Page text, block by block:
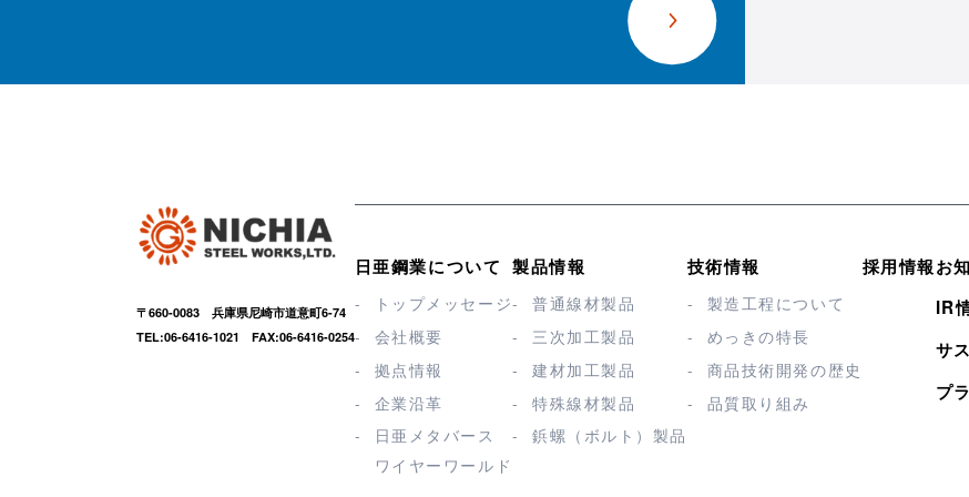
〒660-0083 兵庫県尼崎市道意町6-74
TEL:06-6416-1021 FAX:06-6416-0254
日亜鋼業について
トップメッセージ
会社概要
拠点情報
企業沿革
日亜メタバース
ワイヤーワールド
製品情報
普通線材製品
三次加工製品
建材加工製品
特殊線材製品
鋲螺（ボルト）製品
技術情報
製造工程について
めっきの特長
商品技術開発の歴史
品質取り組み
採用情報お
IR
サ
プ